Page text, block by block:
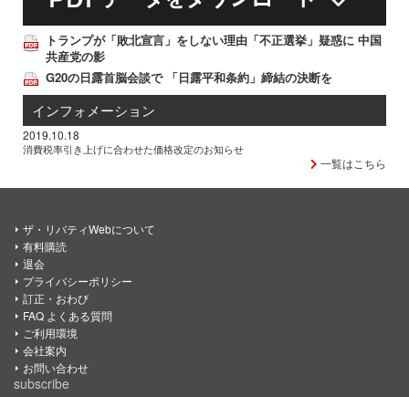
トランプが「敗北宣言」をしない理由「不正選挙」疑惑に 中国
共産党の影
G20の日露首脳会談で 「日露平和条約」締結の決断を
インフォメーション
2019.10.18
消費税率引き上げに合わせた価格改定のお知らせ
一覧はこちら
ザ・リバティWebについて
有料購読
退会
プライバシーポリシー
訂正・おわび
FAQ よくある質問
ご利用環境
会社案内
お問い合わせ
subscribe